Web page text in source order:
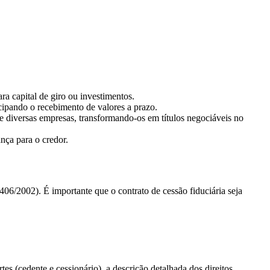
capital de giro ou investimentos.
o recebimento de valores a prazo.
empresas, transformando-os em títulos negociáveis no
para o credor.
2002). É importante que o contrato de cessão fiduciária seja